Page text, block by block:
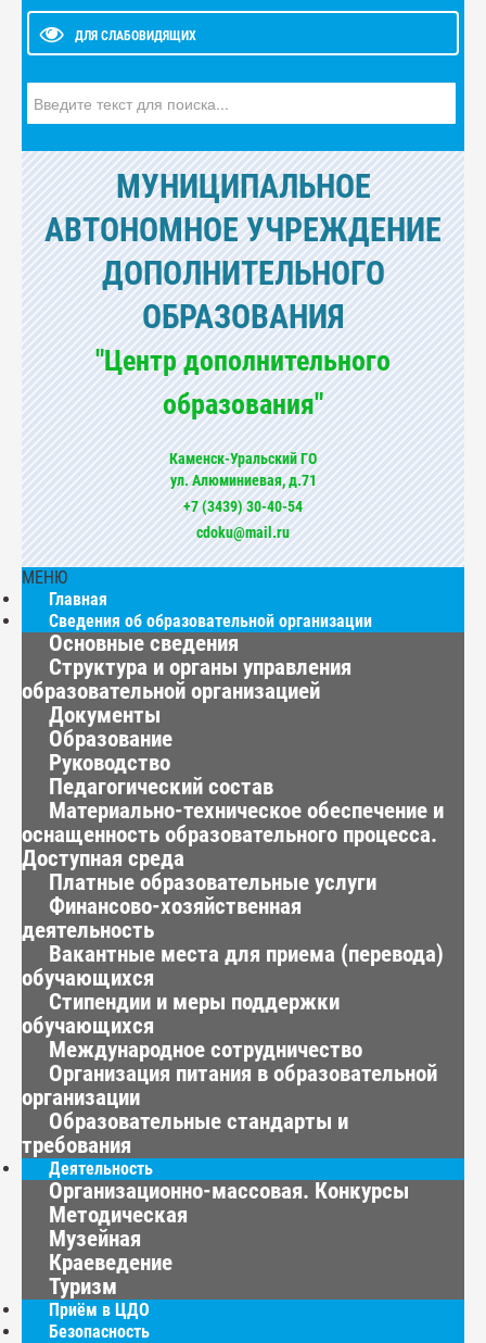
ДЛЯ СЛАБОВИДЯЩИХ
МУНИЦИПАЛЬНОЕ
АВТОНОМНОЕ УЧРЕЖДЕНИЕ
ДОПОЛНИТЕЛЬНОГО
ОБРАЗОВАНИЯ
"Центр дополнительного
образования"
Каменск-Уральский ГО
ул. Алюминиевая, д.71
+7 (3439) 30-40-54
cdoku@mail.ru
МЕНЮ
Главная
Сведения об образовательной организации
Основные сведения
Структура и органы управления
образовательной организацией
Документы
Образование
Руководство
Педагогический состав
Материально-техническое обеспечение и
оснащенность образовательного процесса.
Доступная среда
Платные образовательные услуги
Финансово-хозяйственная
деятельность
Вакантные места для приема (перевода)
обучающихся
Стипендии и меры поддержки
обучающихся
Международное сотрудничество
Организация питания в образовательной
организации
Образовательные стандарты и
требования
Деятельность
Организационно-массовая. Конкурсы
Методическая
Музейная
Краеведение
Туризм
Приём в ЦДО
Безопасность